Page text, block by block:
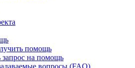
помощь
запрос на помощь
вопросы (FAQ)